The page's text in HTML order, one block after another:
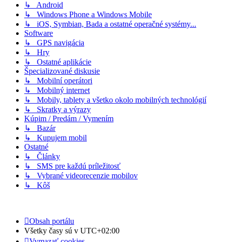
↳ Android
↳ Windows Phone a Windows Mobile
↳ iOS, Symbian, Bada a ostatné operačné systémy...
Software
↳ GPS navigácia
↳ Hry
↳ Ostatné aplikácie
Špecializované diskusie
↳ Mobilní operátori
↳ Mobilný internet
↳ Mobily, tablety a všetko okolo mobilných technológií
↳ Skratky a výrazy
Kúpim / Predám / Vymením
↳ Bazár
↳ Kupujem mobil
Ostatné
↳ Články
↳ SMS pre každú príležitosť
↳ Vybrané videorecenzie mobilov
↳ Kôš
Obsah portálu
Všetky časy sú v UTC+02:00